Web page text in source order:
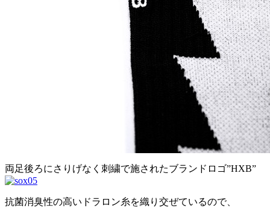
両足後ろにさりげなく刺繍で施されたブランドロゴ”HXB”
抗菌消臭性の高いドラロン糸を織り交ぜているので、